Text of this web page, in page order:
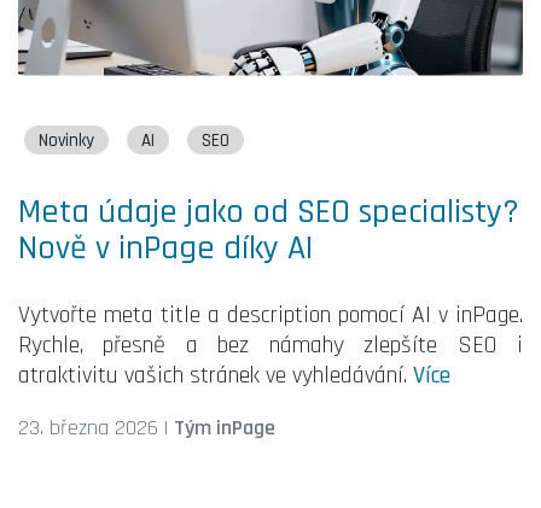
Novinky AI SEO
Meta údaje jako od SEO specialisty?
Nově v inPage díky AI
Vytvořte meta title a description pomocí AI v inPage.
Rychle, přesně a bez námahy zlepšíte SEO i
atraktivitu vašich stránek ve vyhledávání. Více
23. března 2026 | Tým inPage